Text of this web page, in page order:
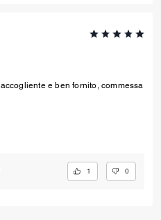
e ben fornito, commessa
1 0